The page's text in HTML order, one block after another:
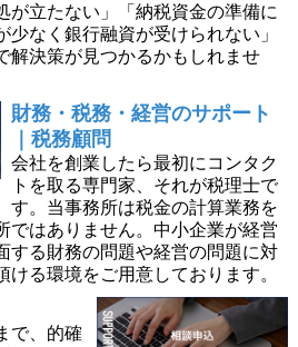
が立たない」「納税資金の準備に
なく銀行融資が受けられない」
解決策が見つかるかもしれませ
財務・税務・経営のサポート
｜税務顧問
会社を創業したら最初にコンタク
トを取る専門家、それが税理士で
す。当事務所は税金の計算業務を
ではありません。中小企業が経営
する財務の問題や経営の問題に対
ける環境をご用意しております。
で、的確